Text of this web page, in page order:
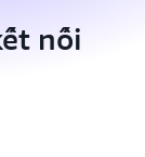
nối